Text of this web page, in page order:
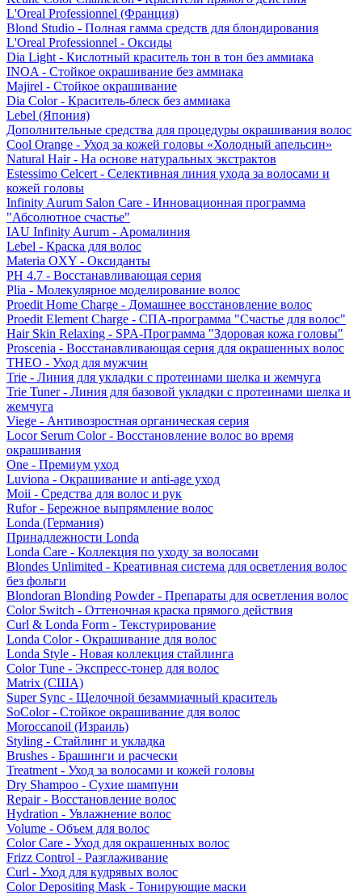
L'Oreal Professionnel (Франция)
Blond Studio - Полная гамма средств для блондирования
L'Oreal Professionnel - Оксиды
Dia Light - Кислотный краситель тон в тон без аммиака
INOA - Стойкое окрашивание без аммиака
Majirel - Стойкое окрашивание
Dia Color - Краситель-блеск без аммиака
Lebel (Япония)
Дополнительные средства для процедуры окрашивания волос
Cool Orange - Уход за кожей головы «Холодный апельсин»
Natural Hair - На основе натуральных экстрактов
Estessimo Celcert - Селективная линия ухода за волосами и
кожей головы
Infinity Aurum Salon Care - Инновационная программа
"Абсолютное счастье"
IAU Infinity Aurum - Аромалиния
Lebel - Краска для волос
Materia OXY - Оксиданты
PH 4.7 - Восстанавливающая серия
Plia - Молекулярное моделирование волос
Proedit Home Charge - Домашнее восстановление волос
Proedit Element Charge - СПА-программа "Счастье для волос"
Hair Skin Relaxing - SPA-Программа "Здоровая кожа головы"
Proscenia - Восстанавливающая серия для окрашенных волос
THEO - Уход для мужчин
Trie - Линия для укладки с протеинами шелка и жемчуга
Trie Tuner - Линия для базовой укладки с протеинами шелка и
жемчуга
Viege - Антивозростная органическая серия
Locor Serum Color - Восстановление волос во время
окрашивания
One - Премиум уход
Luviona - Окрашивание и anti-age уход
Moii - Средства для волос и рук
Rufor - Бережное выпрямление волос
Londa (Германия)
Принадлежности Londa
Londa Care - Коллекция по уходу за волосами
Blondes Unlimited - Креативная система для осветления волос
без фольги
Blondoran Blonding Powder - Препараты для осветления волос
Color Switch - Оттеночная краска прямого действия
Curl & Londa Form - Текстурирование
Londa Color - Окрашивание для волос
Londa Style - Новая коллекция стайлинга
Color Tune - Экспресс-тонер для волос
Matrix (США)
Super Sync - Щелочной безаммиачный краситель
SoColor - Стойкое окрашивание для волос
Moroccanoil (Израиль)
Styling - Стайлинг и укладка
Brushes - Брашинги и расчески
Treatment - Уход за волосами и кожей головы
Dry Shampoo - Сухие шампуни
Repair - Восстановление волос
Hydration - Увлажнение волос
Volume - Объем для волос
Color Care - Уход для окрашенных волос
Frizz Control - Разглаживание
Curl - Уход для кудрявых волос
Color Depositing Mask - Тонирующие маски